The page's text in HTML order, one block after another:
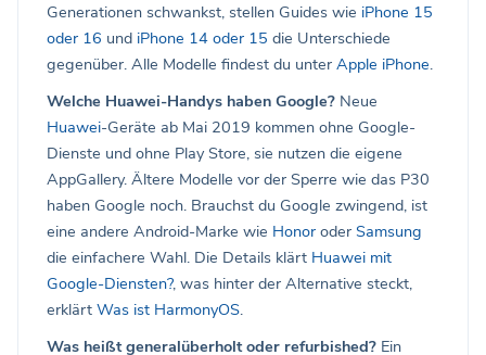
Generationen schwankst, stellen Guides wie iPhone 15
oder 16 und iPhone 14 oder 15 die Unterschiede
gegenüber. Alle Modelle findest du unter Apple iPhone.
Welche Huawei-Handys haben Google? Neue
Huawei-Geräte ab Mai 2019 kommen ohne Google-
Dienste und ohne Play Store, sie nutzen die eigene
AppGallery. Ältere Modelle vor der Sperre wie das P30
haben Google noch. Brauchst du Google zwingend, ist
eine andere Android-Marke wie Honor oder Samsung
die einfachere Wahl. Die Details klärt Huawei mit
Google-Diensten?, was hinter der Alternative steckt,
erklärt Was ist HarmonyOS.
Was heißt generalüberholt oder refurbished? Ein